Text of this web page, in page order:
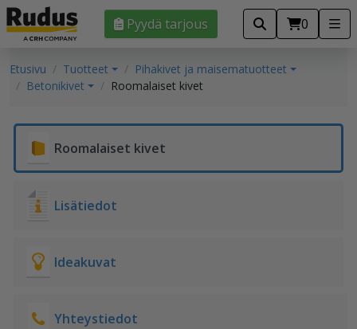
Pyydä tarjous 0
Etusivu Tuotteet
Pihakivet ja maisematuotteet
Betonikivet
Roomalaiset kivet
Roomalaiset kivet
Lisätiedot
Ideakuvat
Yhteystiedot